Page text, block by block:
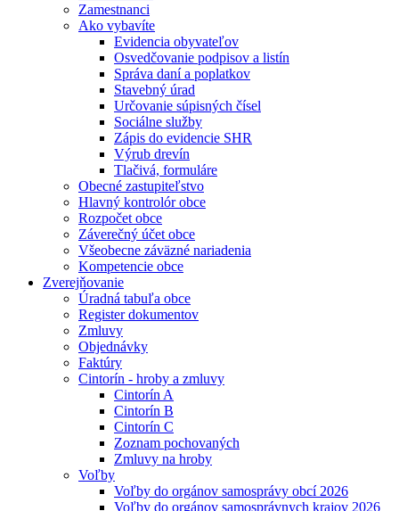
Zamestnanci
Ako vybavíte
Evidencia obyvateľov
Osvedčovanie podpisov a listín
Správa daní a poplatkov
Stavebný úrad
Určovanie súpisných čísel
Sociálne služby
Zápis do evidencie SHR
Výrub drevín
Tlačivá, formuláre
Obecné zastupiteľstvo
Hlavný kontrolór obce
Rozpočet obce
Záverečný účet obce
Všeobecne záväzné nariadenia
Kompetencie obce
Zverejňovanie
Úradná tabuľa obce
Register dokumentov
Zmluvy
Objednávky
Faktúry
Cintorín - hroby a zmluvy
Cintorín A
Cintorín B
Cintorín C
Zoznam pochovaných
Zmluvy na hroby
Voľby
Voľby do orgánov samosprávy obcí 2026
Voľby do orgánov samosprávnych krajov 2026